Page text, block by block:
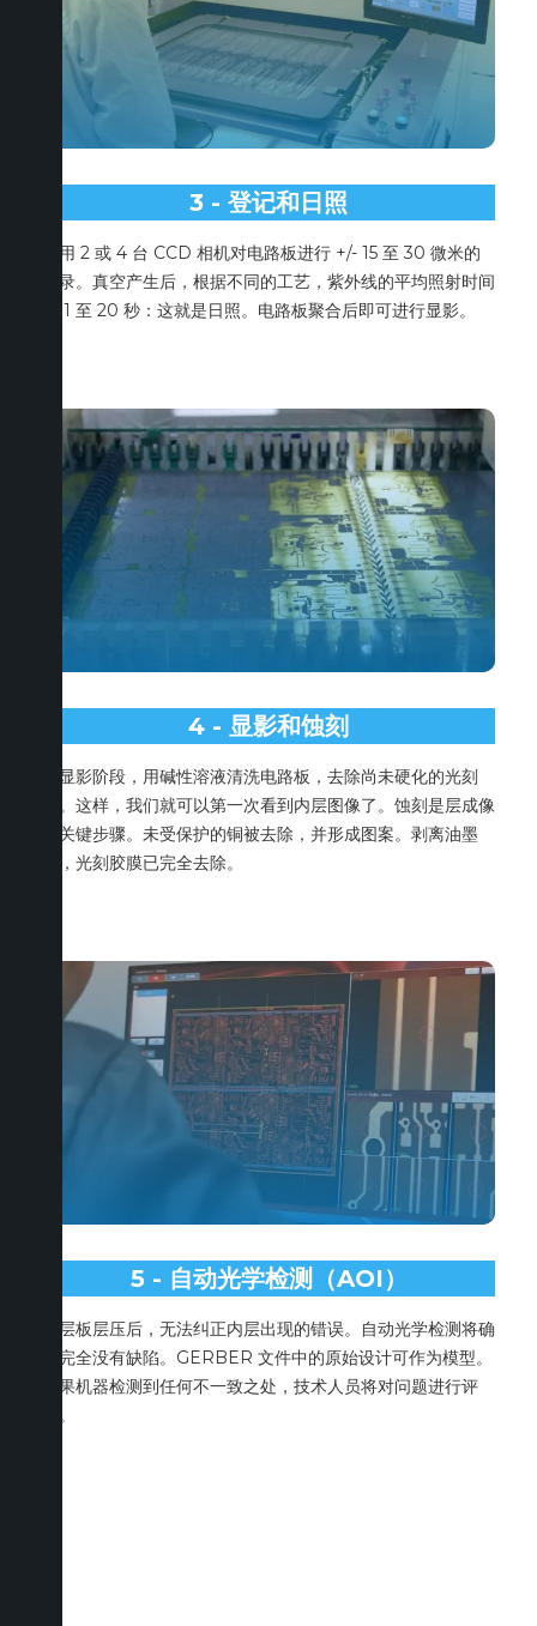
3 - 登记和日照
使用 2 或 4 台 CCD 相机对电路板进行 +/- 15 至 30 微米的
记录。真空产生后，根据不同的工艺，紫外线的平均照射时间
为 1 至 20 秒：这就是日照。电路板聚合后即可进行显影。
4 - 显影和蚀刻
在显影阶段，用碱性溶液清洗电路板，去除尚未硬化的光刻
胶。这样，我们就可以第一次看到内层图像了。蚀刻是层成像
的关键步骤。未受保护的铜被去除，并形成图案。剥离油墨
后，光刻胶膜已完全去除。
5 - 自动光学检测（AOI）
多层板层压后，无法纠正内层出现的错误。自动光学检测将确
认完全没有缺陷。GERBER 文件中的原始设计可作为模型。
如果机器检测到任何不一致之处，技术人员将对问题进行评
估。